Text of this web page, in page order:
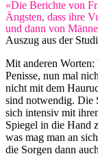
«Die Berichte von
Ängsten, dass ihre
und dann von
Auszug aus der
Mit anderen
Penisse, nun mal
nicht mit dem
sind notwendig. Die
sich intensiv mit
Spiegel in die Hand
was mag man an
die Sorgen dann